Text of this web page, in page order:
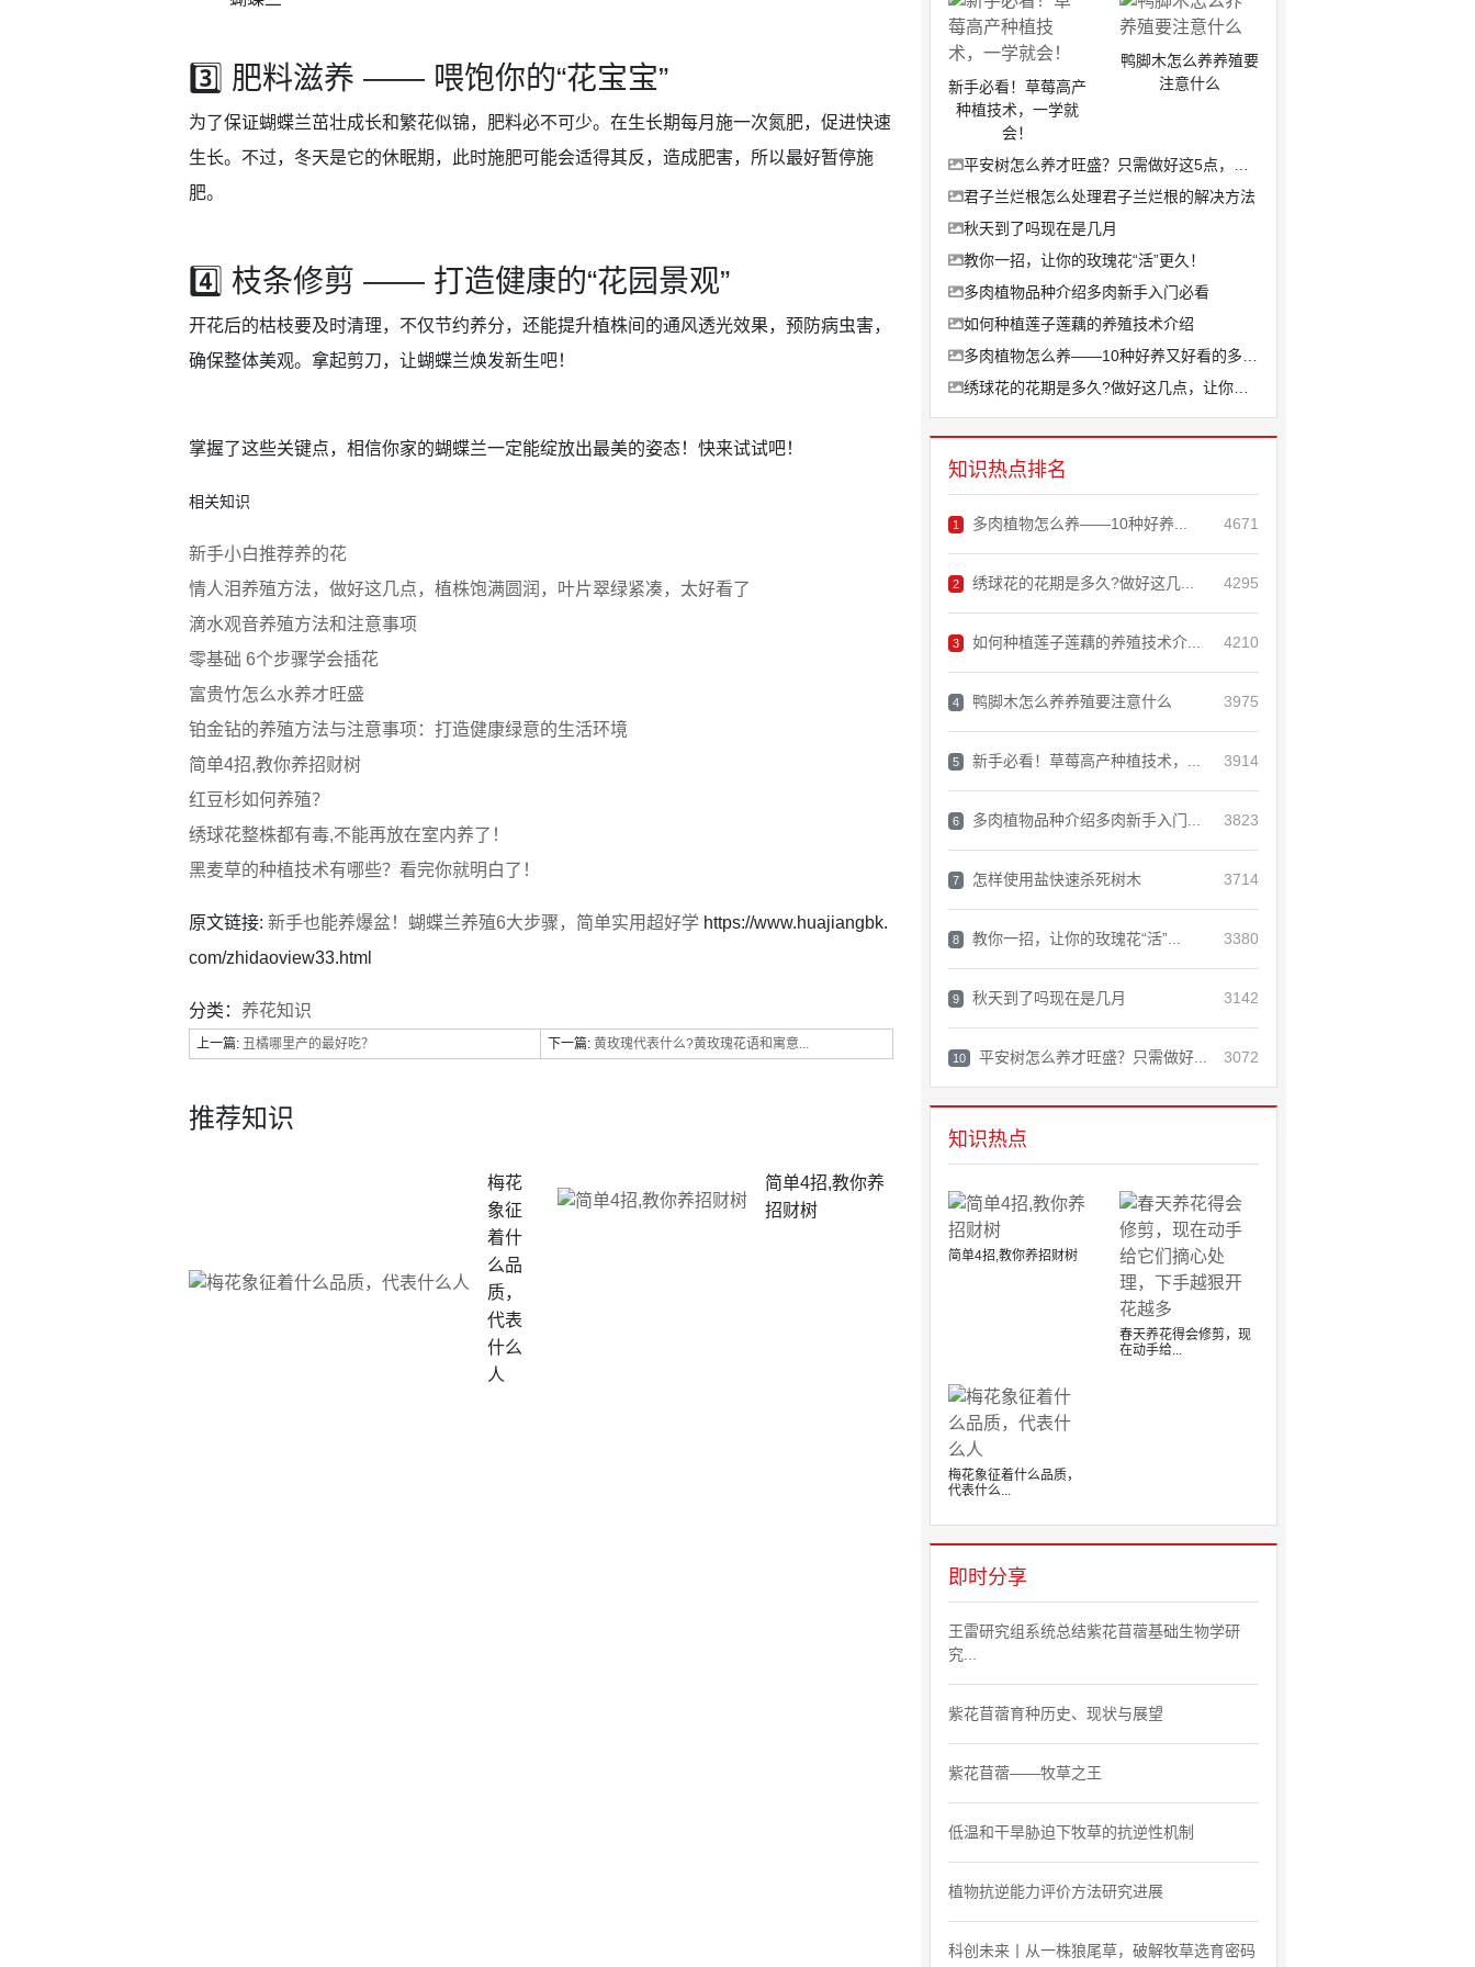
3️⃣ 肥料滋养 —— 喂饱你的“花宝宝”
为了保证蝴蝶兰茁壮成长和繁花似锦，肥料必不可少。在生长期每月施一次氮肥，促进快速
生长。不过，冬天是它的休眠期，此时施肥可能会适得其反，造成肥害，所以最好暂停施
肥。
4️⃣ 枝条修剪 —— 打造健康的“花园景观”
开花后的枯枝要及时清理，不仅节约养分，还能提升植株间的通风透光效果，预防病虫害，
确保整体美观。拿起剪刀，让蝴蝶兰焕发新生吧！
掌握了这些关键点，相信你家的蝴蝶兰一定能绽放出最美的姿态！快来试试吧！
相关知识
新手小白推荐养的花
情人泪养殖方法，做好这几点，植株饱满圆润，叶片翠绿紧凑，太好看了
滴水观音养殖方法和注意事项
零基础 6个步骤学会插花
富贵竹怎么水养才旺盛
铂金钻的养殖方法与注意事项：打造健康绿意的生活环境
简单4招,教你养招财树
红豆杉如何养殖？
绣球花整株都有毒,不能再放在室内养了！
黑麦草的种植技术有哪些？看完你就明白了！
原文链接: 新手也能养爆盆！蝴蝶兰养殖6大步骤，简单实用超好学 https://www.huajiangbk.
com/zhidaoview33.html
分类： 养花知识
上一篇: 丑橘哪里产的最好吃？ 下一篇: 黄玫瑰代表什么?黄玫瑰花语和寓意...
推荐知识
梅花
象征
着什
么品
质，
代表
什么
人
简单4招,教你养
招财树
新手必看！草莓高产
种植技术，一学就
会！
鸭脚木怎么养养殖要
注意什么
平安树怎么养才旺盛？只需做好这5点，叶片...
君子兰烂根怎么处理君子兰烂根的解决方法
秋天到了吗现在是几月
教你一招，让你的玫瑰花“活”更久！
多肉植物品种介绍多肉新手入门必看
如何种植莲子莲藕的养殖技术介绍
多肉植物怎么养——10种好养又好看的多肉...
绣球花的花期是多久?做好这几点，让你家绣...
知识热点排名
1 多肉植物怎么养——10种好养... 4671
2 绣球花的花期是多久?做好这几... 4295
3 如何种植莲子莲藕的养殖技术介... 4210
4 鸭脚木怎么养养殖要注意什么 3975
5 新手必看！草莓高产种植技术，... 3914
6 多肉植物品种介绍多肉新手入门... 3823
7 怎样使用盐快速杀死树木 3714
8 教你一招，让你的玫瑰花“活”... 3380
9 秋天到了吗现在是几月 3142
10 平安树怎么养才旺盛？只需做好... 3072
知识热点
简单4招,教你养招财树
春天养花得会修剪，现
在动手给...
梅花象征着什么品质，
代表什么...
即时分享
王雷研究组系统总结紫花苜蓿基础生物学研
究...
紫花苜蓿育种历史、现状与展望
紫花苜蓿——牧草之王
低温和干旱胁迫下牧草的抗逆性机制
植物抗逆能力评价方法研究进展
科创未来丨从一株狼尾草，破解牧草选育密码